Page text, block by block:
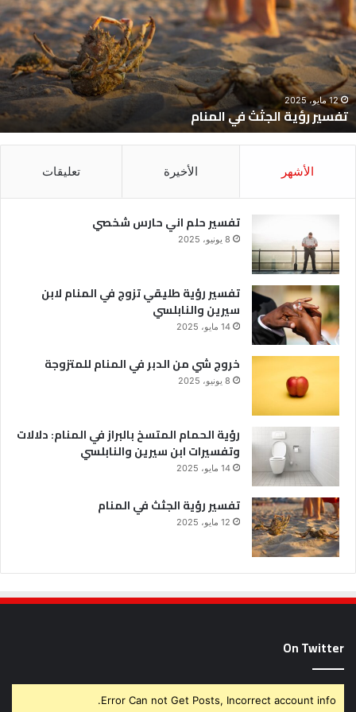
في
المنام
12 مايو، 2025
تفسير رؤية الجثث في المنام
الأشهر الأخيرة تعليقات
تفسير حلم اني حارس شخصي
8 يونيو، 2025
تفسير رؤية طليقي تزوج في المنام لابن
سيرين والنابلسي
14 مايو، 2025
خروج شي من الدبر في المنام للمتزوجة
8 يونيو، 2025
رؤية الحمام المتسخ بالبراز في المنام: دلالات
وتفسيرات ابن سيرين والنابلسي
14 مايو، 2025
تفسير رؤية الجثث في المنام
12 مايو، 2025
On Twitter
Error Can not Get Posts, Incorrect account info.